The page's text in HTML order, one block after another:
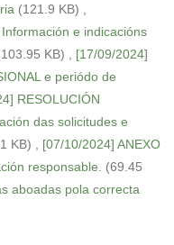
(121.9 KB)
e indicacións
KB)
[17/09/2024]
e periódo de
RESOLUCIÓN
das solicitudes e
KB)
[07/10/2024] ANEXO
responsable.
(69.45
aboadas pola correcta